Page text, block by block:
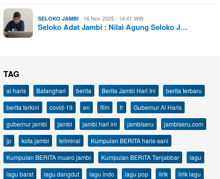
SELOKO JAMBI 16 Nov 2025 - 14:41 WIB
Seloko Adat Jambi : Nilai Agung Seloko J…
TAG
al haris Batanghari berita Berita Jambi Hari Ini
berita terbaru
berita terkini
covid-19 en film fr
Gubernur Al Haris
gubernur jambi
jambi jambi hari ini jambiseru
jambiseru.com
jp
kota jambi kriminal
Kumpulan BERITA haris-sani
Kumpulan BERITA muaro jambi
Kumpulan BERITA Tanjabbar
lagu
lagu barat
lagu dangdut lagu indo lagu pop lirik
lirik lagu